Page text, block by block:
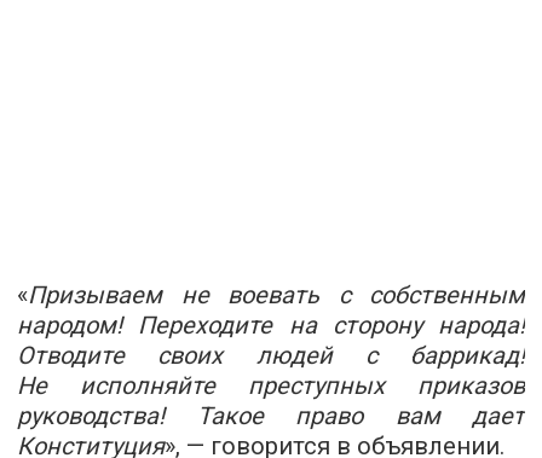
«Призываем не воевать с собственным
народом! Переходите на сторону народа!
Отводите своих людей с баррикад!
Не исполняйте преступных приказов
руководства! Такое право вам дает
Конституция», — говорится в объявлении.